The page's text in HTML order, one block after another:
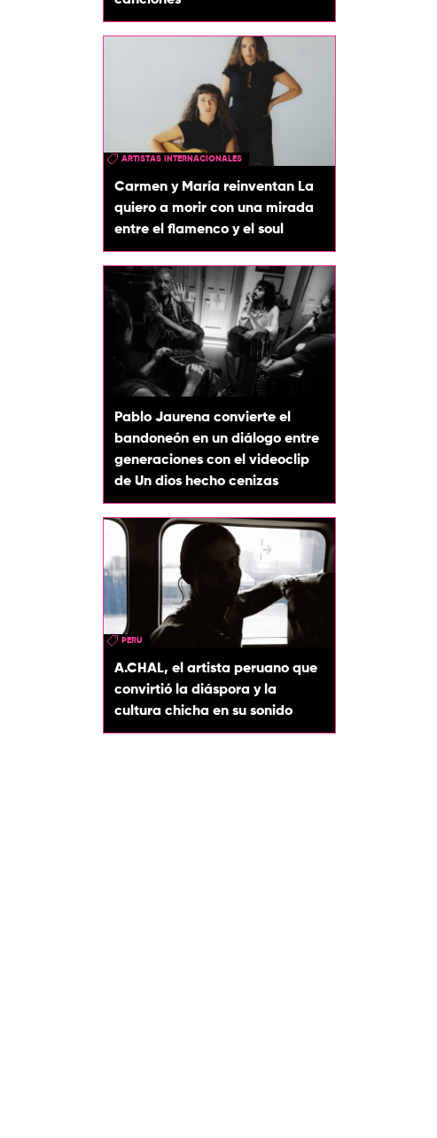
ARTISTAS INTERNACIONALES
Carmen y María reinventan La
quiero a morir con una mirada
entre el flamenco y el soul
Pablo Jaurena convierte el
bandoneón en un diálogo entre
generaciones con el videoclip
de Un dios hecho cenizas
PERU
A.CHAL, el artista peruano que
convirtió la diáspora y la
cultura chicha en su sonido